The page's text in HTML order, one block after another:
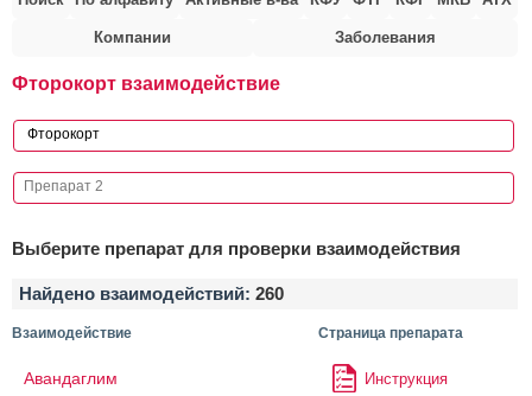
Компании Заболевания
Фторокорт взаимодействие
Выберите препарат для проверки взаимодействия
Найдено взаимодействий: 260
Взаимодействие Страница препарата
Авандаглим Инструкция